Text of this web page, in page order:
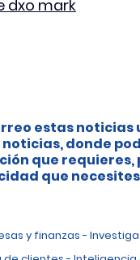
dxo mark
estas
donde
que
que
y finanzas -